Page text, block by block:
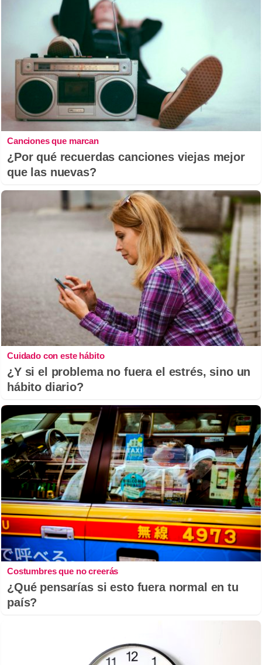
Canciones que marcan
¿Por qué recuerdas canciones viejas mejor
que las nuevas?
Cuidado con este hábito
¿Y si el problema no fuera el estrés, sino un
hábito diario?
Costumbres que no creerás
¿Qué pensarías si esto fuera normal en tu
país?